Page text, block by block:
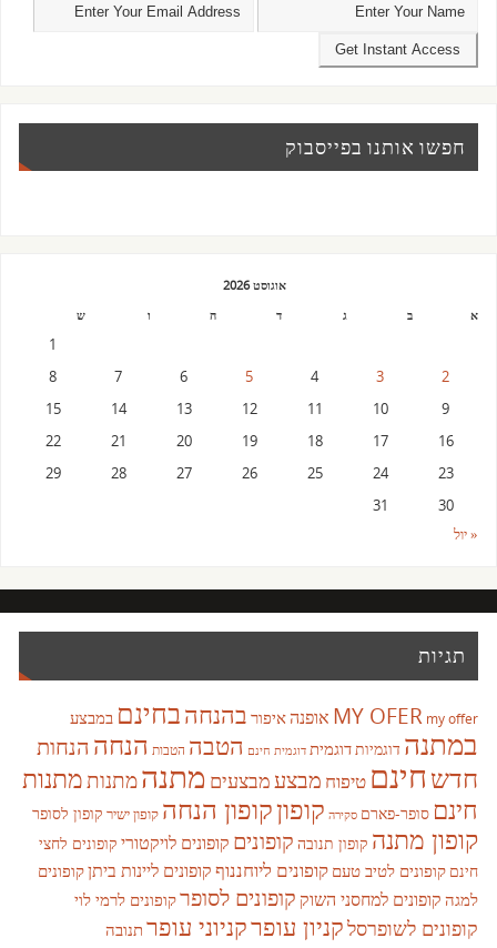
חפשו אותנו בפייסבוק
אוגוסט 2026
א
ב ג ד ה ו ש
1
2
3
4
5
6
7
8
9
10
11
12
13
14
15
16
17
18
19
20
21
22
23
24
25
26
27
28
29
30
31
« יול
תגיות
MY OFER my offer אופנהאיפור בהנחהבחינם במבצע
במתנה דוגמיות דוגמית דוגמית חינם הטבה הטבות הנחה הנחות
חדשחינם טיפוח מבצעמבצעים מתנהמתנותמתנות
חינם סופר-פארם סקירה קופוןקופון הנחה קופון ישיר קופון לסופר
קופון מתנה קופון תנובה קופונים קופונים לויקטורי קופונים לחצי
חינם קופונים לטיב טעם קופונים ליוחננוףקופונים ליינות ביתןקופונים
למגה קופונים למחסני השוק קופונים לסופרקופונים לרמי לוי
קופונים לשופרסלקניון עופרקניוני עופרתנובה